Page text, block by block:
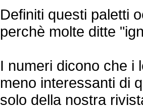
Definiti questi paletti
perchè molte ditte
I numeri dicono che i
meno interessanti di
solo della nostra